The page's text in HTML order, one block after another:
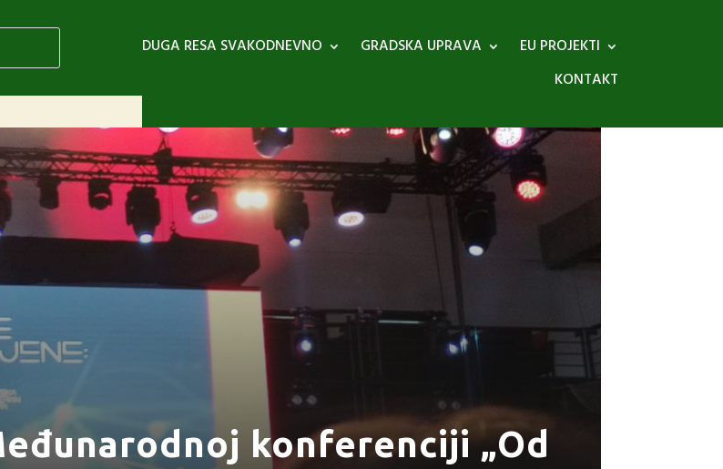
DUGA RESA SVAKODNEVNO GRADSKA UPRAVA
EU PROJEKTI
KONTAKT
konferenciji „Od